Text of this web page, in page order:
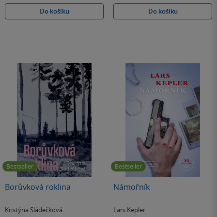
Do košíku
Do košíku
Bestseller
Borůvková roklina
Kristýna Sládečková
Bestseller
Námořník
Lars Kepler